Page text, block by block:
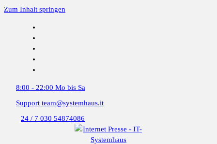
Zum Inhalt springen
8:00 - 22:00 Mo bis Sa
Support team@systemhaus.it
24 / 7 030 54874086